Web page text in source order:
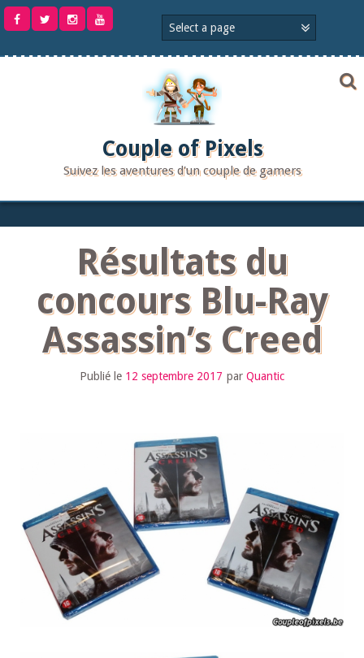
Aller
Couple of Pixels
Suivez les aventures d'un couple de gamers
Résultats du
concours Blu-Ray
Assassin’s Creed
Publié le 12 septembre 2017 par Quantic